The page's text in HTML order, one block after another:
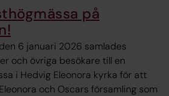
på
6 januari 2026 samlades
och övriga besökare till en
i Hedvig Eleonora kyrka för att
och Oscars församling som